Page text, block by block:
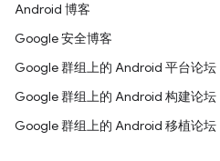
Android 博客
Google 安全博客
Google 群组上的 Android 平台论坛
Google 群组上的 Android 构建论坛
Google 群组上的 Android 移植论坛